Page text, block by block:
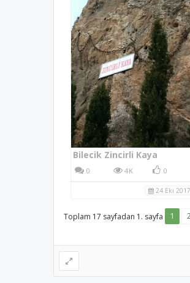
Bilecik Zincirli Kaya
0 4K 0
24 Eki 2017
Toplam 17 sayfadan 1. sayfa 1